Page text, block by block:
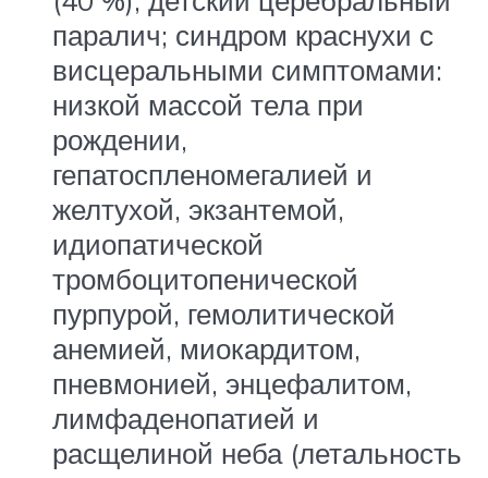
паралич; синдром краснухи с
висцеральными симптомами:
низкой массой тела при
рождении,
гепатоспленомегалией и
желтухой, экзантемой,
идиопатической
тромбоцитопенической
пурпурой, гемолитической
анемией, миокардитом,
пневмонией, энцефалитом,
лимфаденопатией и
расщелиной неба (летальность